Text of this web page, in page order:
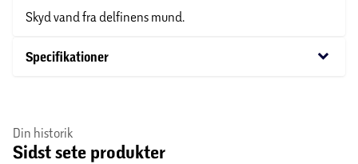
Skyd vand fra delfinens mund.
Specifikationer keyboard_arrow_down
Din historik
Sidst sete produkter